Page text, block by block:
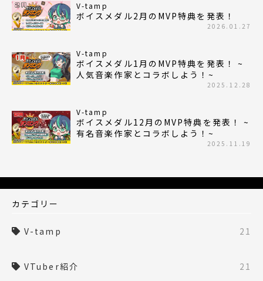
V-tamp
ボイスメダル2月のMVP特典を発表！
2026.01.27
V-tamp
ボイスメダル1月のMVP特典を発表！ ~
人気音楽作家とコラボしよう！~
2025.12.28
V-tamp
ボイスメダル12月のMVP特典を発表！ ~
有名音楽作家とコラボしよう！~
2025.11.19
カテゴリー
V-tamp 21
VTuber紹介 21